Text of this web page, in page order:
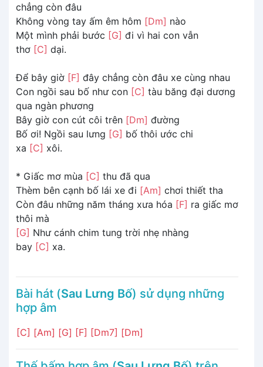
chẳng còn đâu
Không vòng tay ấm êm hôm [Dm] nào
Một mình phải bước [G] đi vì hai con vẫn
thơ [C] dại.
Để bây giờ [F] đây chẳng còn đâu xe cùng nhau
Con ngồi sau bố như con [C] tàu băng đại dương
qua ngàn phương
Bây giờ con cút côi trên [Dm] đường
Bố ơi! Ngồi sau lưng [G] bố thôi ước chi
xa [C] xôi.
* Giấc mơ mùa [C] thu đã qua
Thèm bên cạnh bố lái xe đi [Am] chơi thiết tha
Còn đâu những năm tháng xưa hóa [F] ra giấc mơ
thôi mà
[G] Như cánh chim tung trời nhẹ nhàng
bay [C] xa.
Bài hát (Sau Lưng Bố) sử dụng những
hợp âm
[C] [Am] [G] [F] [Dm7] [Dm]